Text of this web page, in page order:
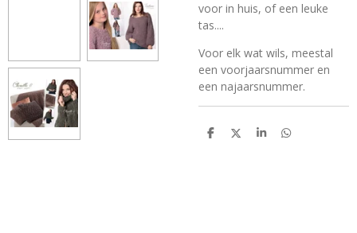
voor in huis, of een leuke
tas....
Voor elk wat wils, meestal
een voorjaarsnummer en
een najaarsnummer.
D
D
S
D